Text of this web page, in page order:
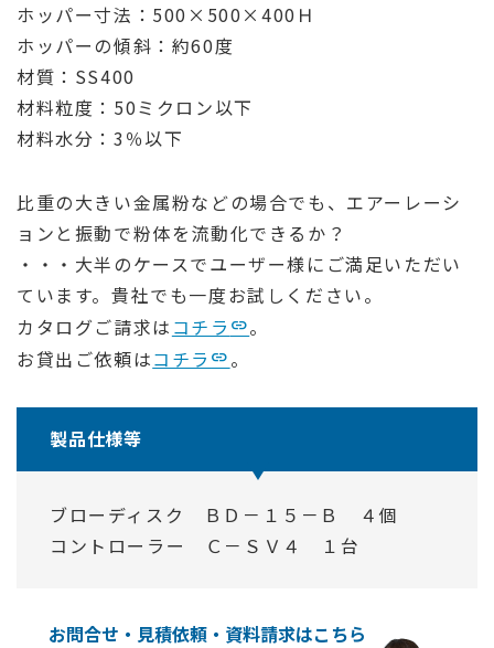
ホッパー寸法：500×500×400Ｈ
ホッパーの傾斜：約60度
材質：SS400
材料粒度：50ミクロン以下
材料水分：3％以下
比重の大きい金属粉などの場合でも、エアーレーシ
ョンと振動で粉体を流動化できるか？
・・・大半のケースでユーザー様にご満足いただい
ています。貴社でも一度お試しください。
カタログご請求は コチラ
。
お貸出ご依頼はコチラ 。
製品仕様等
ブローディスク ＢＤ－１５－Ｂ ４個
コントローラー Ｃ－ＳＶ４ １台
お問合せ・見積依頼・資料請求はこちら